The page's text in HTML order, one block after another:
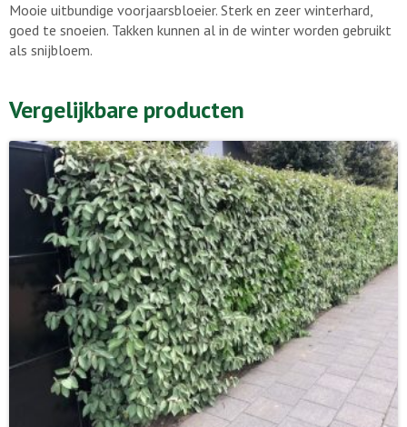
Mooie uitbundige voorjaarsbloeier. Sterk en zeer winterhard,
goed te snoeien. Takken kunnen al in de winter worden gebruikt
als snijbloem.
Vergelijkbare producten